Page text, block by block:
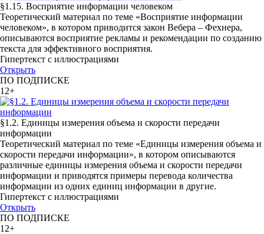
§1.15. Восприятие информации человеком
Теоретический материал по теме «Восприятие информации
человеком», в котором приводится закон Вебера – Фехнера,
описываются восприятие рекламы и рекомендации по созданию
текста для эффективного восприятия.
Гипертекст с иллюстрациями
Открыть
ПО ПОДПИСКЕ
12+
§1.2. Единицы измерения объема и скорости передачи
информации
Теоретический материал по теме «Единицы измерения объема и
скорости передачи информации», в котором описываются
различные единицы измерения объема и скорости передачи
информации и приводятся примеры перевода количества
информации из одних единиц информации в другие.
Гипертекст с иллюстрациями
Открыть
ПО ПОДПИСКЕ
12+